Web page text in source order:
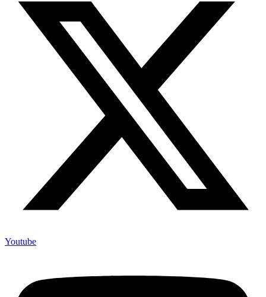
Youtube